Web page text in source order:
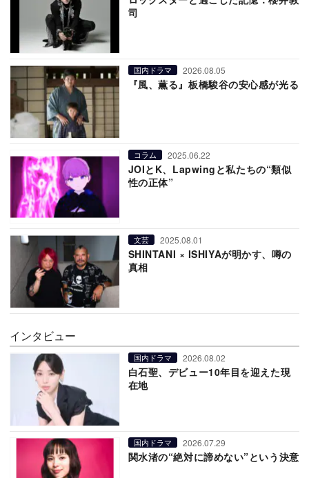
司
国内ドラマ 2026.08.05
『風、薫る』板橋駿谷の安心感が光る
コラム 2025.06.22
JOIとK、Lapwingと私たちの“類似
性の正体”
文芸 2025.08.01
SHINTANI × ISHIYAが明かす、噂の
真相
インタビュー
国内ドラマ 2026.08.02
白石聖、デビュー10年目を迎えた現
在地
国内ドラマ 2026.07.29
関水渚の“絶対に諦めない”という決意